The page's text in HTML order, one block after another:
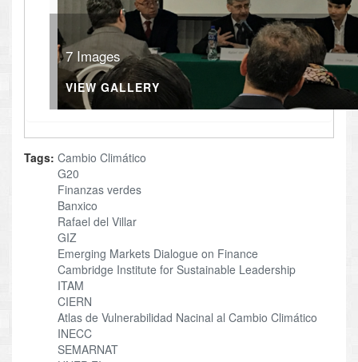
7 Images
VIEW GALLERY
Tags: Cambio Climático
G20
Finanzas verdes
Banxico
Rafael del Villar
GIZ
Emerging Markets Dialogue on Finance
Cambridge Institute for Sustainable Leadership
ITAM
CIERN
Atlas de Vulnerabilidad Nacinal al Cambio Climático
INECC
SEMARNAT